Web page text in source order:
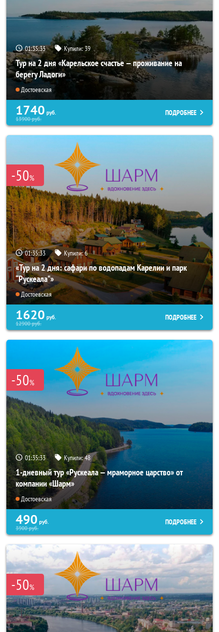
01:35:31 Купили:39
Тур на 2 дня «Карельское счастье — проживание на
берегу Ладоги»
Достоевская
1740 руб.
13900руб.
ПОДРОБНЕЕ
-50%
01:35:31 Купили:6
«Тур на 2 дня: сафари по водопадам Карелии и парк
“Рускеала"»
Достоевская
1620 руб.
12900руб.
ПОДРОБНЕЕ
-50%
01:35:31 Купили:48
1-дневный тур «Рускеала — мраморное царство» от
компании «Шарм»
Достоевская
490 руб.
3900руб.
ПОДРОБНЕЕ
-50%